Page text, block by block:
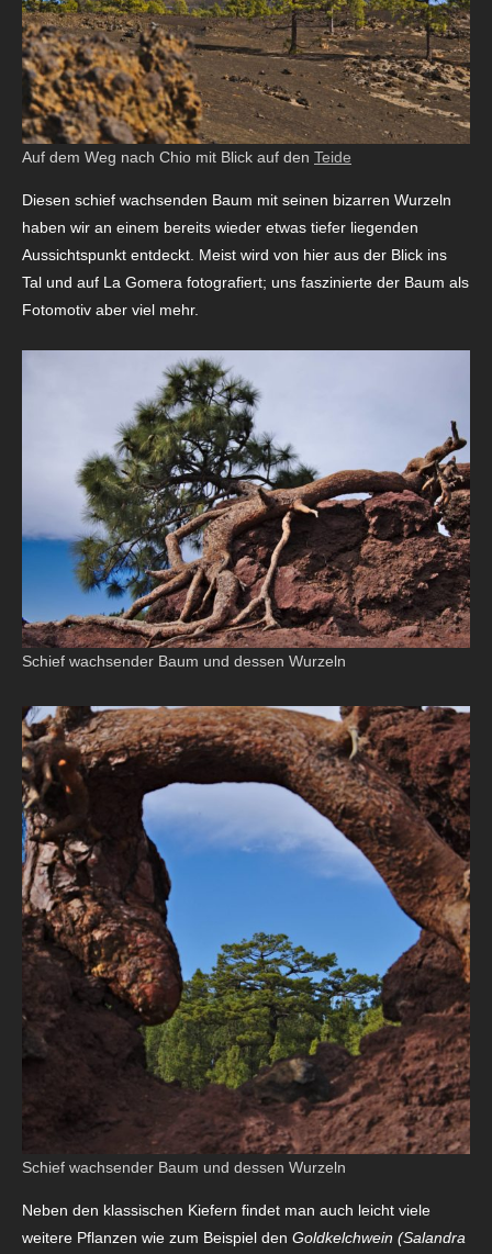
Auf dem Weg nach Chio mit Blick auf den Teide
Diesen schief wachsenden Baum mit seinen bizarren Wurzeln
haben wir an einem bereits wieder etwas tiefer liegenden
Aussichtspunkt entdeckt. Meist wird von hier aus der Blick ins
Tal und auf La Gomera fotografiert; uns faszinierte der Baum als
Fotomotiv aber viel mehr.
Schief wachsender Baum und dessen Wurzeln
Schief wachsender Baum und dessen Wurzeln
Neben den klassischen Kiefern findet man auch leicht viele
weitere Pflanzen wie zum Beispiel den Goldkelchwein (Salandra